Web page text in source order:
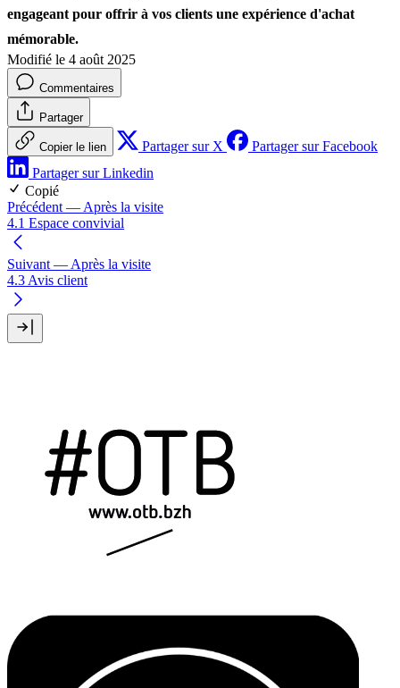
engageant pour offrir à vos clients une expérience d'achat
mémorable.
Modifié le 4 août 2025
Commentaires
Partager
Copier le lien Partager sur X
Partager sur Facebook
Partager sur Linkedin
Copié
Précédent — Après la visite
4.1 Espace convivial
Suivant — Après la visite
4.3 Avis client